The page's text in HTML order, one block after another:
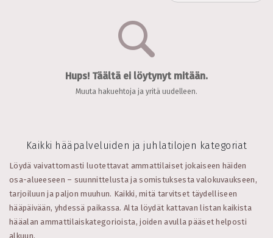
Hups! Täältä ei löytynyt mitään.
Muuta hakuehtoja ja yritä uudelleen.
Kaikki hääpalveluiden ja juhlatilojen kategoriat
Löydä vaivattomasti luotettavat ammattilaiset jokaiseen häiden
osa-alueeseen – suunnittelusta ja somistuksesta valokuvaukseen,
tarjoiluun ja paljon muuhun. Kaikki, mitä tarvitset täydelliseen
hääpäivään, yhdessä paikassa. Alta löydät kattavan listan kaikista
hääalan ammattilaiskategorioista, joiden avulla pääset helposti
alkuun.